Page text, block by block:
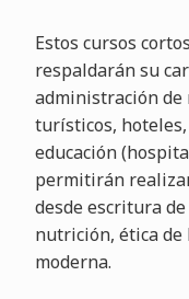
Estos cursos
respaldarán su
administración de
turísticos,
educación
permitirán
desde escritura
nutrición, ética de
moderna.